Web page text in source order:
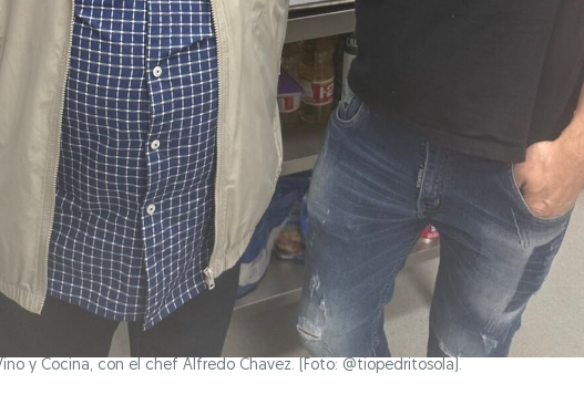
y Cocina, con el chef Alfredo Chavez. (Foto: @tiopedritosola).